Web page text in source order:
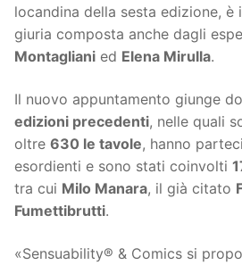
locandina della sesta edizione, è
giuria composta anche dagli
Montagliani ed Elena Mirulla.
Il nuovo appuntamento giunge
edizioni precedenti, nelle quali
oltre 630 le tavole, hanno
esordienti e sono stati coinvolti
tra cui Milo Manara, il già citato
Fumettibrutti.
«Sensuability® & Comics si